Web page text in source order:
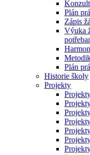
Plán
Zápis
Výuka
Plán
Historie školy
Projekty